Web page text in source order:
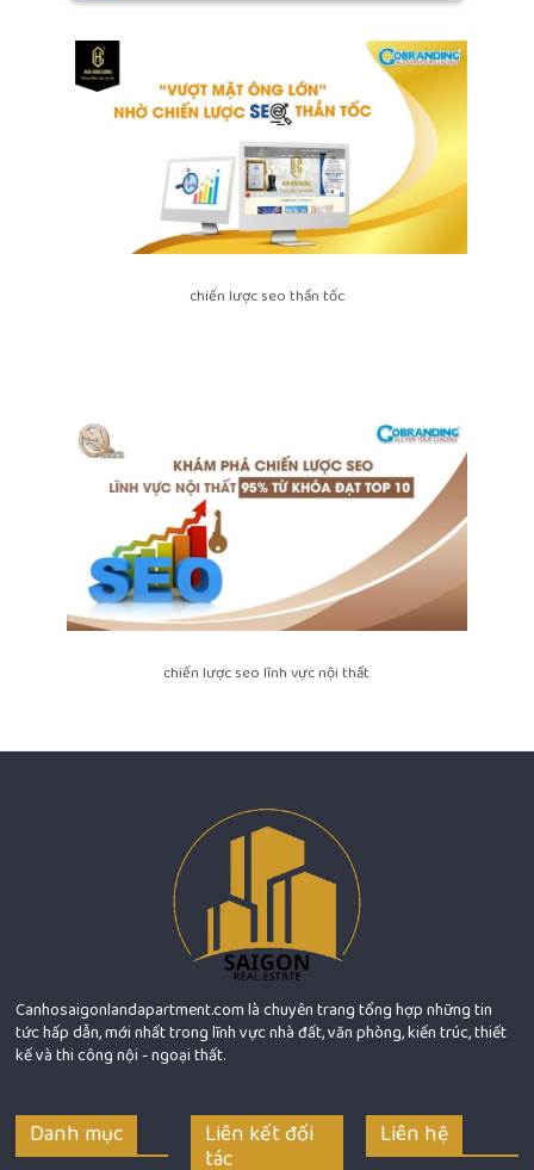
chiến lược seo thần tốc
chiến lược seo lĩnh vực nội thất
Canhosaigonlandapartment.com là chuyên trang tổng hợp những tin
tức hấp dẫn, mới nhất trong lĩnh vực nhà đất, văn phòng, kiến trúc, thiết
kế và thi công nội - ngoại thất.
Danh mục Liên kết đối
tác
Liên hệ